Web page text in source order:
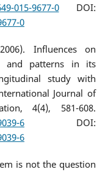
015-9677-0DOI:
0
Influences on
and patterns in its
study with
Journal of
4(4), 581-608.
6DOI:
6
is not the question